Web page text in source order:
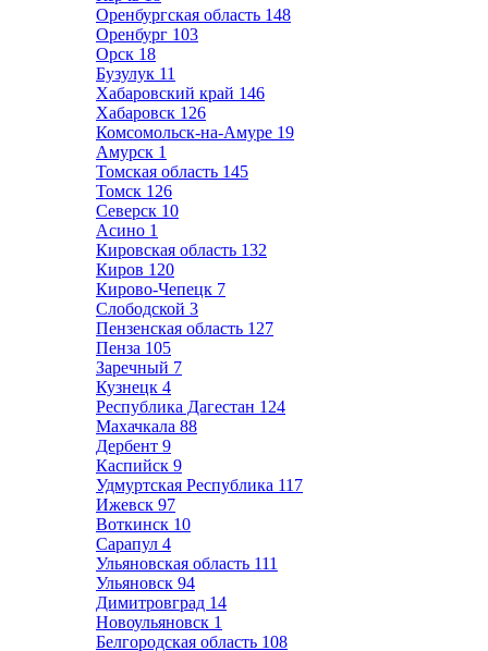
Оренбургская область 148
Оренбург 103
Орск 18
Бузулук 11
Хабаровский край 146
Хабаровск 126
Комсомольск-на-Амуре 19
Амурск 1
Томская область 145
Томск 126
Северск 10
Асино 1
Кировская область 132
Киров 120
Кирово-Чепецк 7
Слободской 3
Пензенская область 127
Пенза 105
Заречный 7
Кузнецк 4
Республика Дагестан 124
Махачкала 88
Дербент 9
Каспийск 9
Удмуртская Республика 117
Ижевск 97
Воткинск 10
Сарапул 4
Ульяновская область 111
Ульяновск 94
Димитровград 14
Новоульяновск 1
Белгородская область 108